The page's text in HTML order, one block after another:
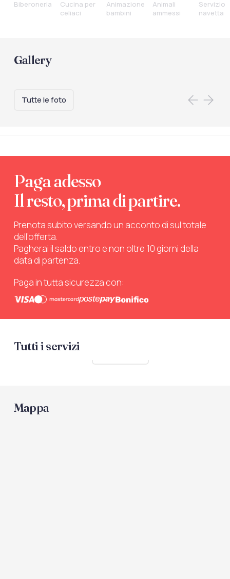
Biberoneria
Cucina per
celiaci
Animazione
bambini
Animali
ammessi
Servizio
navetta
Gallery
Tutte le foto
Paga adesso
Il resto, prima di partire.
Prenota subito versando un acconto di sul totale
dell’offerta.
Pagherai il saldo entro e non oltre 10 giorni della
data di partenza.
Paga in tutta sicurezza con:
Tutti i servizi
Mappa